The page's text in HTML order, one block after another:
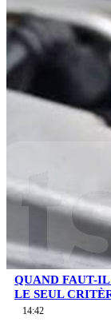
QUAND FAUT-
LE SEUL
14:42